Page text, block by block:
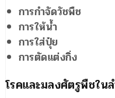
การกำจัดวัชพืช
การให้น้ำ
การใส่ปุ๋ย
การตัดแต่งกิ่ง
โรคและมลงศัตรูพืชใน